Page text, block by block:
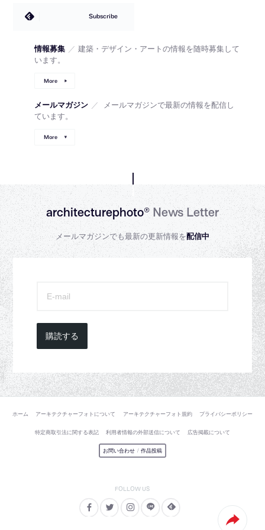
Subscribe
情報募集 ／ 建築・デザイン・アートの情報を随時募集して
います。
More
メールマガジン ／
メールマガジンで最新の情報を配信し
ています。
More
architecturephoto®News Letter
メールマガジンでも最新の更新情報を配信中
購読する
ホーム アーキテクチャーフォトについて アーキテクチャーフォト規約 プライバシーポリシー
特定商取引法に関する表記 利用者情報の外部送信について 広告掲載について
お問い合わせ / 作品投稿